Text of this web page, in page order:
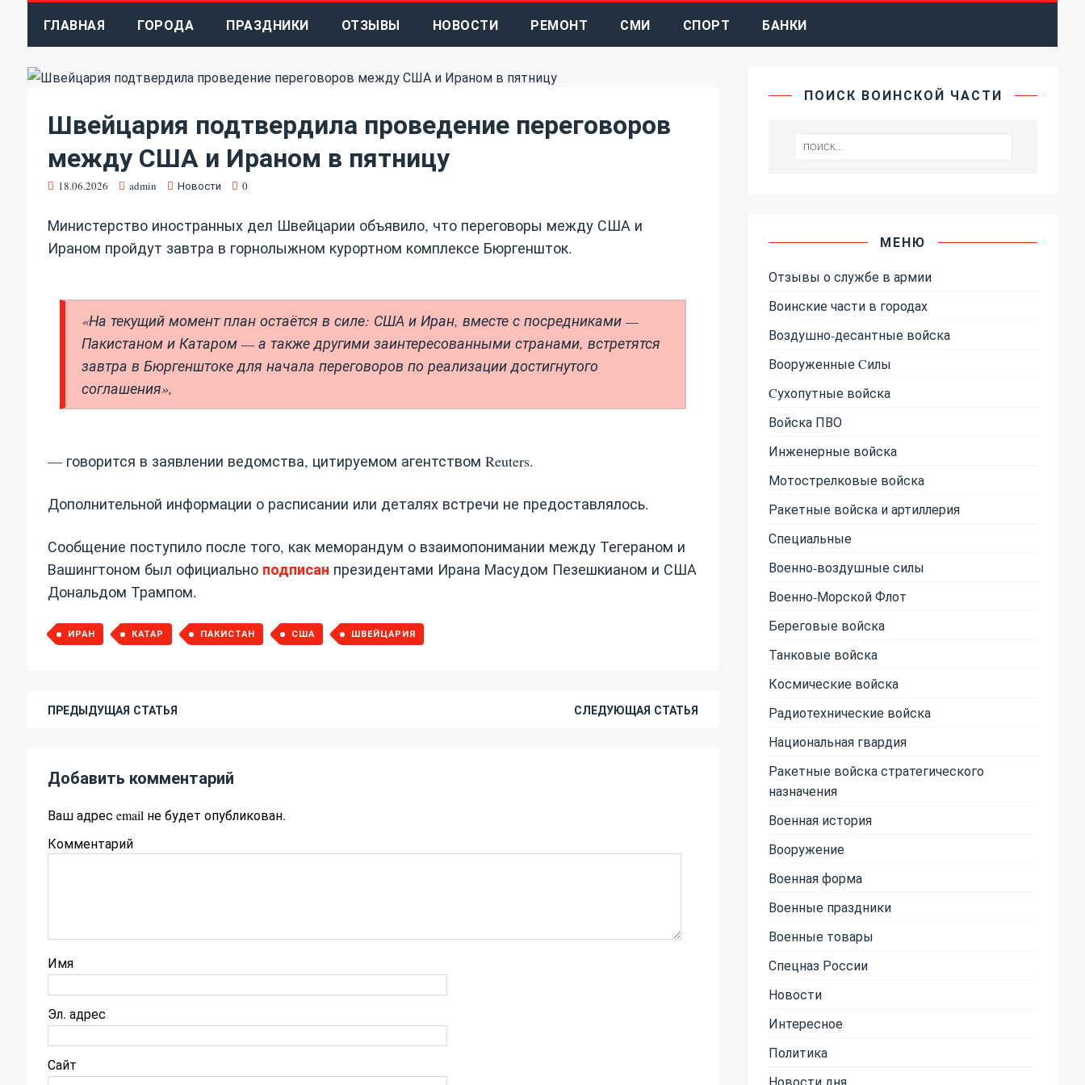
ГЛАВНАЯ ГОРОДА ПРАЗДНИКИ ОТЗЫВЫ НОВОСТИ РЕМОНТ СМИ СПОРТ БАНКИ
Швейцария подтвердила проведение переговоров
между США и Ираном в пятницу
18.06.2026 admin Новости 0
Министерство иностранных дел Швейцарии объявило, что переговоры между США и
Ираном пройдут завтра в горнолыжном курортном комплексе Бюргеншток.
«На текущий момент план остаётся в силе: США и Иран, вместе с посредниками —
Пакистаном и Катаром — а также другими заинтересованными странами, встретятся
завтра в Бюргенштоке для начала переговоров по реализации достигнутого
соглашения»,
— говорится в заявлении ведомства, цитируемом агентством Reuters.
Дополнительной информации о расписании или деталях встречи не предоставлялось.
Сообщение поступило после того, как меморандум о взаимопонимании между Тегераном и
Вашингтоном был официально подписан президентами Ирана Масудом Пезешкианом и США
Дональдом Трампом.
ИРАН КАТАР ПАКИСТАН США ШВЕЙЦАРИЯ
ПРЕДЫДУЩАЯ СТАТЬЯ СЛЕДУЮЩАЯ СТАТЬЯ
Добавить комментарий
Ваш адрес email не будет опубликован.
Комментарий
Имя
Эл. адрес
Сайт
ПОИСК ВОИНСКОЙ ЧАСТИ
МЕНЮ
Отзывы о службе в армии
Воинские части в городах
Воздушно-десантные войска
Вооруженные Cилы
Cухопутные войска
Войска ПВО
Инженерные войска
Мотострелковые войска
Ракетные войска и артиллерия
Специальные
Военно-воздушные силы
Военно-Морской Флот
Береговые войска
Танковые войска
Космические войска
Радиотехнические войска
Национальная гвардия
Ракетные войска стратегического
назначения
Военная история
Вооружение
Военная форма
Военные праздники
Военные товары
Спецназ России
Новости
Интересное
Политика
Новости дня